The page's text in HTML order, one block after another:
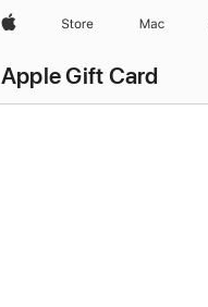
AppleStore Mac
Apple Gift Card